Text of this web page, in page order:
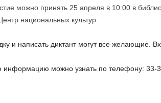
можно принять 25 апреля в 10:00 в
национальных культур.
и написать диктант могут все желающие.
информацию можно узнать по телефону: 33-